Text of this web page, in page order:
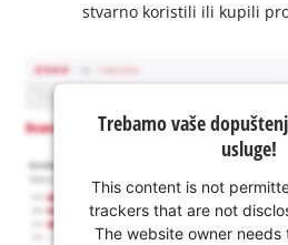
stvarno koristili ili kupili
Trebamo vaše
usluge!
This content is not
trackers that are not
The website owner